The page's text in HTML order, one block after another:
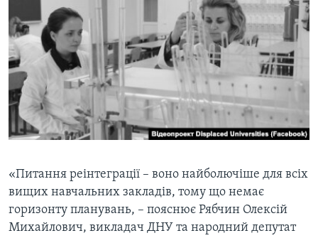
«Питання реінтеграції – воно найболючіше для всіх
вищих навчальних закладів, тому що немає
горизонту планувань, – пояснює Рябчин Олексій
Михайлович, викладач ДНУ та народний депутат